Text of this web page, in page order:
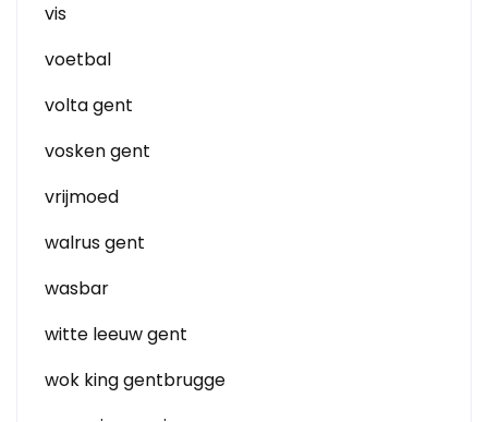
vis
voetbal
volta gent
vosken gent
vrijmoed
walrus gent
wasbar
witte leeuw gent
wok king gentbrugge